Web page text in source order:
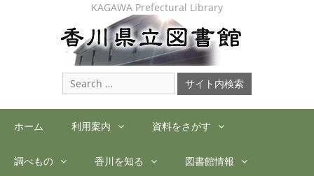
KAGAWA Prefectural Library
Search
for:
ホーム 利用案内 資料をさがす
調べもの 香川を知る 図書館情報